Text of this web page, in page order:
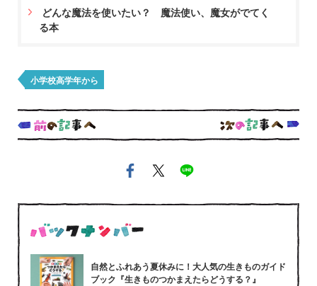
どんな魔法を使いたい？ 魔法使い、魔女がでてく
る本
小学校高学年から
自然とふれあう夏休みに！大人気の生きものガイド
ブック『生きものつかまえたらどうする？』